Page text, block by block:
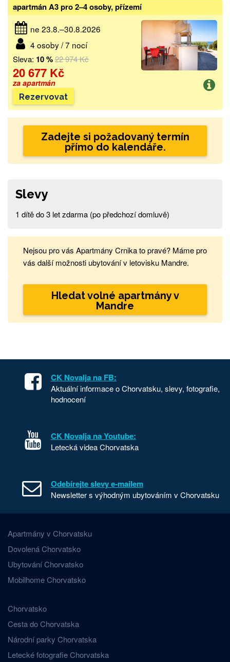
apartmán A3 pro 2–4 osoby, přízemí
ne 23.8.–30.8.2026
4 osoby / 7 nocí
Sleva: 10 %22 974 Kč
20 677 Kč
za apartmán
Rezervovat
Zadejte si požadovaný termín
přímo do kalendáře.
Slevy
1 dítě do 3 let zdarma (po předchozí domluvě)
Nejsou pro vás Apartmány Crnika to pravé? Máme pro
vás další možnosti ubytování v letovisku Mandre.
Hledat volné apartmány v
Mandre
CK Novalja na FB:
Aktuální informace o Chorvatsku, slevy, fotografie,
hodnocení
CK Novalja na Youtube:
Letecká videa Chorvatska
Odebírejte slevy e-mailem
Newsletter s výhodným ubytováním v Chorvatsku
Apartmány v Chorvatsku
Dovolená Chorvatsko
Ubytování Chorvatsko
Mobilhome Chorvatsko
Chorvatsko
Cesta do Chorvatska
Národní parky Chorvatska
Letecké fotografie Chorvatska